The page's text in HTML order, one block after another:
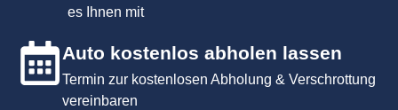
es Ihnen mit
Auto kostenlos abholen lassen
Termin zur kostenlosen Abholung & Verschrottung
vereinbaren